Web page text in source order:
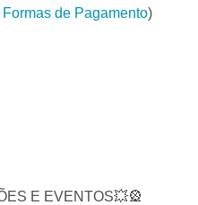
Formas de Pagamento)
E EVENTOS💥🎡